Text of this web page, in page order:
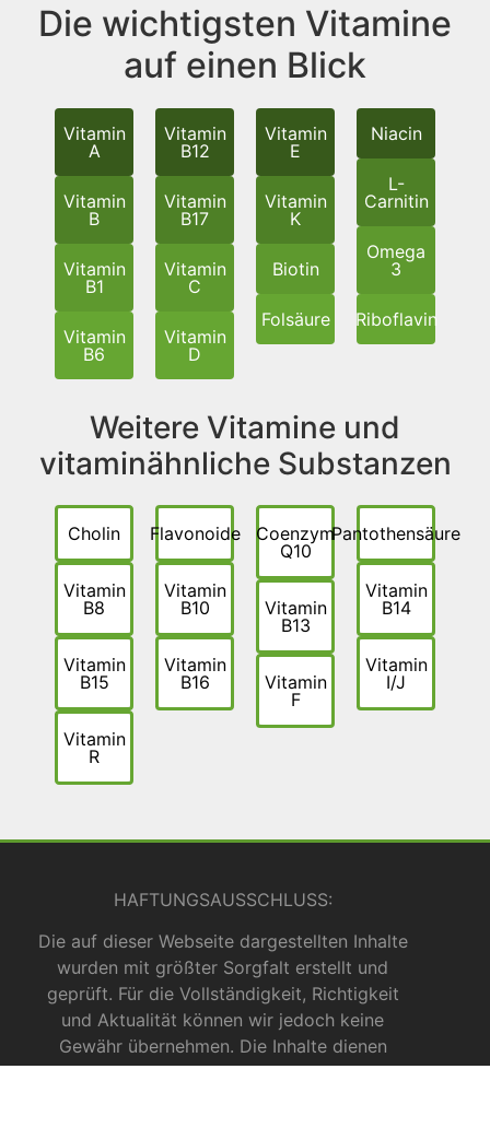
Die wichtigsten Vitamine
auf einen Blick
Vitamin
A
Vitamin
B
Vitamin
B1
Vitamin
B6
Vitamin
B12
Vitamin
B17
Vitamin
C
Vitamin
D
Vitamin
E
Vitamin
K
Biotin
Folsäure
Niacin
L-
Carnitin
Omega
3
Riboflavin
Weitere Vitamine und
vitaminähnliche Substanzen
Cholin
Vitamin
B8
Vitamin
B15
Vitamin
R
Flavonoide
Vitamin
B10
Vitamin
B16
Coenzym
Q10
Vitamin
B13
Vitamin
F
Pantothensäure
Vitamin
B14
Vitamin
I/J
HAFTUNGSAUSSCHLUSS:
Die auf dieser Webseite dargestellten Inhalte
wurden mit größter Sorgfalt erstellt und
geprüft. Für die Vollständigkeit, Richtigkeit
und Aktualität können wir jedoch keine
Gewähr übernehmen. Die Inhalte dienen
ausschließlich allgemeinen